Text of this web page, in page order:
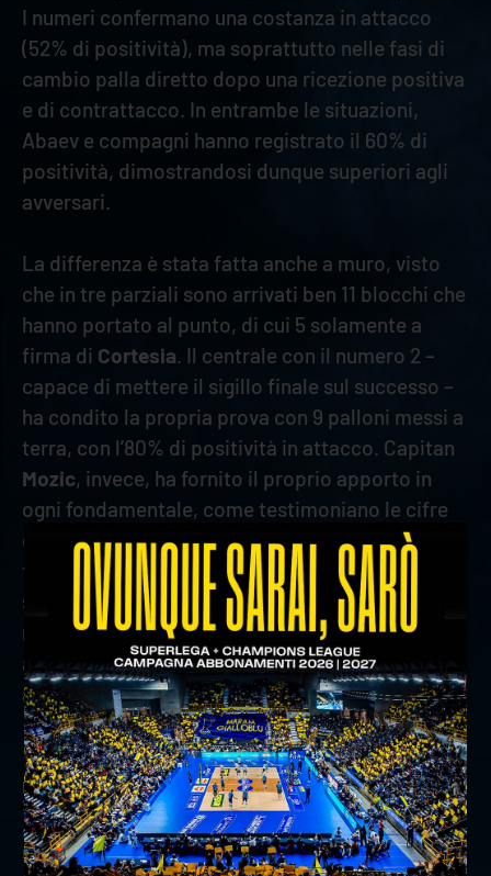
I numeri confermano una costanza in attacco
(52% di positività), ma soprattutto nelle fasi di
cambio palla diretto dopo una ricezione positiva
e di contrattacco. In entrambe le situazioni,
Abaev e compagni hanno registrato il 60% di
positività, dimostrandosi dunque superiori agli
avversari.
La differenza è stata fatta anche a muro, visto
che in tre parziali sono arrivati ben 11 blocchi che
hanno portato al punto, di cui 5 solamente a
firma di Cortesia . Il centrale con il numero 2 –
capace di mettere il sigillo finale sul successo –
ha condito la propria prova con 9 palloni messi a
terra, con l’80% di positività in attacco. Capitan
Mozic, invece, ha fornito il proprio apporto in
ogni fondamentale, come testimoniano le cifre
della sua performance: 3 ace, 3 muri per un
totale di 15 punti. La palma di best scorer, però,
se l’è guadagnata ancora una volta Keita (18),
meritevole dell’ennesimo premio MVP della sua
annata, mentre un contributo prezioso è arrivato
anche da Jensen (1 ace e 1 muro vincente).
precedente:verona volley e keita avanti insieme fino al
2027
successivo:partita la settimana verso le final four per
rana verona: il programma della settimana